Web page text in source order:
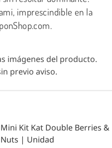
imprescindible en la
imágenes del producto.
previo aviso.
Condimento Bento Furikake
Noritama 25g.